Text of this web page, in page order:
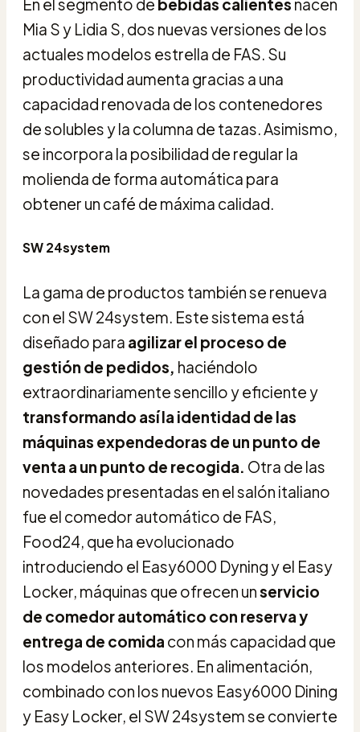
En el segmento de bebidas calientes nacen
Mia S y Lidia S, dos nuevas versiones de los
actuales modelos estrella de FAS. Su
productividad aumenta gracias a una
capacidad renovada de los contenedores
de solubles y la columna de tazas. Asimismo,
se incorpora la posibilidad de regular la
molienda de forma automática para
obtener un café de máxima calidad.
SW 24system
La gama de productos también se renueva
con el SW 24system. Este sistema está
diseñado para agilizar el proceso de
gestión de pedidos, haciéndolo
extraordinariamente sencillo y eficiente y
transformando así la identidad de las
máquinas expendedoras de un punto de
venta a un punto de recogida. Otra de las
novedades presentadas en el salón italiano
fue el comedor automático de FAS,
Food24, que ha evolucionado
introduciendo el Easy6000 Dyning y el Easy
Locker, máquinas que ofrecen unservicio
de comedor automático con reserva y
entrega de comida con más capacidad que
los modelos anteriores. En alimentación,
combinado con los nuevos Easy6000 Dining
y Easy Locker, el SW 24system se convierte